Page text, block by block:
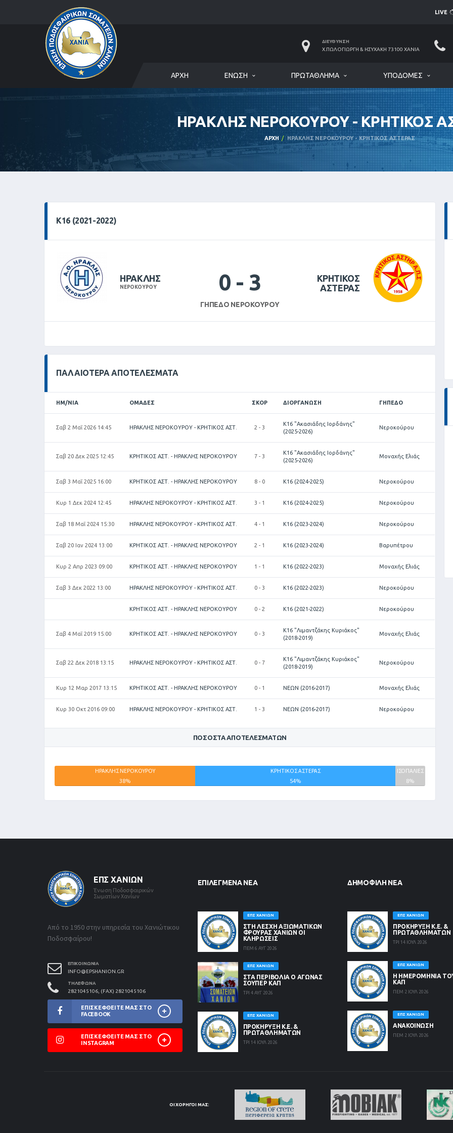
LIVE
ΔΙΕΎΘΥΝΣΗ
Χ.ΠΩΛΟΓΙΏΡΓΗ & ΗΣΥΧΆΚΗ 73100 ΧΑΝΙΆ
ΑΡΧΉ ΈΝΩΣΗ ΠΡΩΤΆΘΛΗΜΑ ΥΠΟΔΟΜΈΣ
ΗΡΑΚΛΗΣ ΝΕΡΟΚΟΥΡΟΥ - ΚΡΗΤΙΚΟΣ
ΑΡΧΉ ΗΡΑΚΛΗΣ ΝΕΡΟΚΟΥΡΟΥ - ΚΡΗΤΙΚΟΣ ΑΣΤΕΡΑΣ
Κ16 (2021-2022)
ΗΡΑΚΛΗΣ
ΝΕΡΟΚΟΥΡΟΥ 0 - 3
ΓΉΠΕΔΟ ΝΕΡΟΚΟΎΡΟΥ
ΚΡΗΤΙΚΟΣ
ΑΣΤΕΡΑΣ
ΠΑΛΑΙΌΤΕΡΑ ΑΠΟΤΕΛΈΣΜΑΤΑ
ΗΜ/ΝΊΑ ΟΜΆΔΕΣ ΣΚΟΡ ΔΙΟΡΓΆΝΩΣΗ ΓΉΠΕΔΟ
Σαβ 2 Μαΐ 2026 14:45 ΗΡΑΚΛΗΣ ΝΕΡΟΚΟΥΡΟΥ - ΚΡΗΤΙΚΟΣ ΑΣΤ. 2 - 3
Κ16 "Ακασιάδης Ιορδάνης"
(2025-2026)
Νεροκούρου
Σαβ 20 Δεκ 2025 12:45 ΚΡΗΤΙΚΟΣ ΑΣΤ. - ΗΡΑΚΛΗΣ ΝΕΡΟΚΟΥΡΟΥ 7 - 3
Κ16 "Ακασιάδης Ιορδάνης"
(2025-2026)
Μοναχής Ελιάς
Σαβ 3 Μαΐ 2025 16:00 ΚΡΗΤΙΚΟΣ ΑΣΤ. - ΗΡΑΚΛΗΣ ΝΕΡΟΚΟΥΡΟΥ 8 - 0 Κ16 (2024-2025) Νεροκούρου
Κυρ 1 Δεκ 2024 12:45 ΗΡΑΚΛΗΣ ΝΕΡΟΚΟΥΡΟΥ - ΚΡΗΤΙΚΟΣ ΑΣΤ. 3 - 1 Κ16 (2024-2025) Νεροκούρου
Σαβ 18 Μαΐ 2024 15:30 ΗΡΑΚΛΗΣ ΝΕΡΟΚΟΥΡΟΥ - ΚΡΗΤΙΚΟΣ ΑΣΤ. 4 - 1 Κ16 (2023-2024) Νεροκούρου
Σαβ 20 Ιαν 2024 13:00 ΚΡΗΤΙΚΟΣ ΑΣΤ. - ΗΡΑΚΛΗΣ ΝΕΡΟΚΟΥΡΟΥ 2 - 1 Κ16 (2023-2024) Βαρυπέτρου
Κυρ 2 Απρ 2023 09:00 ΚΡΗΤΙΚΟΣ ΑΣΤ. - ΗΡΑΚΛΗΣ ΝΕΡΟΚΟΥΡΟΥ 1 - 1 Κ16 (2022-2023) Μοναχής Ελιάς
Σαβ 3 Δεκ 2022 13:00 ΗΡΑΚΛΗΣ ΝΕΡΟΚΟΥΡΟΥ - ΚΡΗΤΙΚΟΣ ΑΣΤ. 0 - 3 Κ16 (2022-2023) Νεροκούρου
ΚΡΗΤΙΚΟΣ ΑΣΤ. - ΗΡΑΚΛΗΣ ΝΕΡΟΚΟΥΡΟΥ 0 - 2 Κ16 (2021-2022) Νεροκούρου
Σαβ 4 Μαΐ 2019 15:00 ΚΡΗΤΙΚΟΣ ΑΣΤ. - ΗΡΑΚΛΗΣ ΝΕΡΟΚΟΥΡΟΥ 0 - 3
Κ16 "Λιμαντζάκης Κυριάκος"
(2018-2019)
Μοναχής Ελιάς
Σαβ 22 Δεκ 2018 13:15 ΗΡΑΚΛΗΣ ΝΕΡΟΚΟΥΡΟΥ - ΚΡΗΤΙΚΟΣ ΑΣΤ. 0 - 7
Κ16 "Λιμαντζάκης Κυριάκος"
(2018-2019)
Νεροκούρου
Κυρ 12 Μαρ 2017 13:15 ΚΡΗΤΙΚΟΣ ΑΣΤ. - ΗΡΑΚΛΗΣ ΝΕΡΟΚΟΥΡΟΥ 0 - 1 ΝΕΩΝ (2016-2017) Μοναχής Ελιάς
Κυρ 30 Οκτ 2016 09:00 ΗΡΑΚΛΗΣ ΝΕΡΟΚΟΥΡΟΥ - ΚΡΗΤΙΚΟΣ ΑΣΤ. 1 - 3 ΝΕΩΝ (2016-2017) Νεροκούρου
ΠΟΣΟΣΤΆ ΑΠΟΤΕΛΕΣΜΆΤΩΝ
ΗΡΑΚΛΗΣ ΝΕΡΟΚΟΥΡΟΥ
38%
ΚΡΗΤΙΚΟΣ ΑΣΤΕΡΑΣ
54%
ΙΣΟΠΑΛΙΕΣ
8%
ΕΠΣ ΧΑΝΊΩΝ
Ένωση Ποδοσφαιρικών
Σωματίων Χανίων
Από το 1950 στην υπηρεσία του Χανιώτικου
Ποδοσφαίρου!
ΕΠΙΚΟΙΝΩΝΊΑ
INFO@EPSHANION.GR
ΤΗΛΈΦΩΝΑ
2821045106, (FAX) 2821045106
ΕΠΙΣΚΕΦΘΕΊΤΕ ΜΑΣ ΣΤΟ
FACEBOOK
ΕΠΙΣΚΕΦΘΕΊΤΕ ΜΑΣ ΣΤΟ
INSTAGRAM
ΕΠΙΛΕΓΜΈΝΑ ΝΈΑ
ΕΠΣ ΧΑΝΊΩΝ
ΣΤΗ ΛΈΣΧΗ ΑΞΙΩΜΑΤΙΚΏΝ
ΦΡΟΥΡΆΣ ΧΑΝΊΩΝ ΟΙ
ΚΛΗΡΏΣΕΙΣ
ΠΕΜ 6 ΑΥΓ 2026
ΕΠΣ ΧΑΝΊΩΝ
ΣΤΑ ΠΕΡΙΒΟΛΙΑ Ο ΑΓΩΝΑΣ
ΣΟΥΠΕΡ ΚΑΠ
ΤΡΙ 4 ΑΥΓ 2026
ΕΠΣ ΧΑΝΊΩΝ
ΠΡΟΚΗΡΥΞΗ Κ.Ε. &
ΠΡΩΤΑΘΛΗΜΑΤΩΝ
ΤΡΙ 14 ΙΟΥΛ 2026
ΔΗΜΟΦΙΛΉ ΝΈΑ
ΕΠΣ ΧΑΝΊΩΝ
ΠΡΟΚΗΡΥΞΗ Κ.Ε. &
ΠΡΩΤΑΘΛΗΜΑΤΩΝ
ΤΡΙ 14 ΙΟΥΛ 2026
ΕΠΣ ΧΑΝΊΩΝ
Η ΗΜΕΡΟΜΗΝΙΑ
ΚΑΠ
ΠΕΜ 2 ΙΟΥΛ 2026
ΕΠΣ ΧΑΝΊΩΝ
ΑΝΑΚΟΙΝΩΣΗ
ΠΕΜ 2 ΙΟΥΛ 2026
ΟΙ ΧΟΡΗΓΟΊ ΜΑΣ: